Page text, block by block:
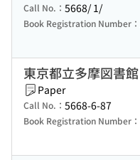
Call No.： 5668/ 1/
Book Registration Number：
東京都立多摩図書館
Paper
Call No.： 5668-6-87
Book Registration Number：